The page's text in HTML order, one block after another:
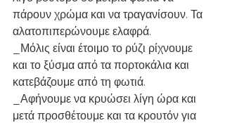
πάρουν χρώμα και να τραγανίσουν. Τα
αλατοπιπερώνουμε ελαφρά.
_Μόλις είναι έτοιμο το ρύζι ρίχνουμε
και το ξύσμα από τα πορτοκάλια και
κατεβάζουμε από τη φωτιά.
_Αφήνουμε να κρυώσει λίγη ώρα και
μετά προσθέτουμε και τα κρουτόν για